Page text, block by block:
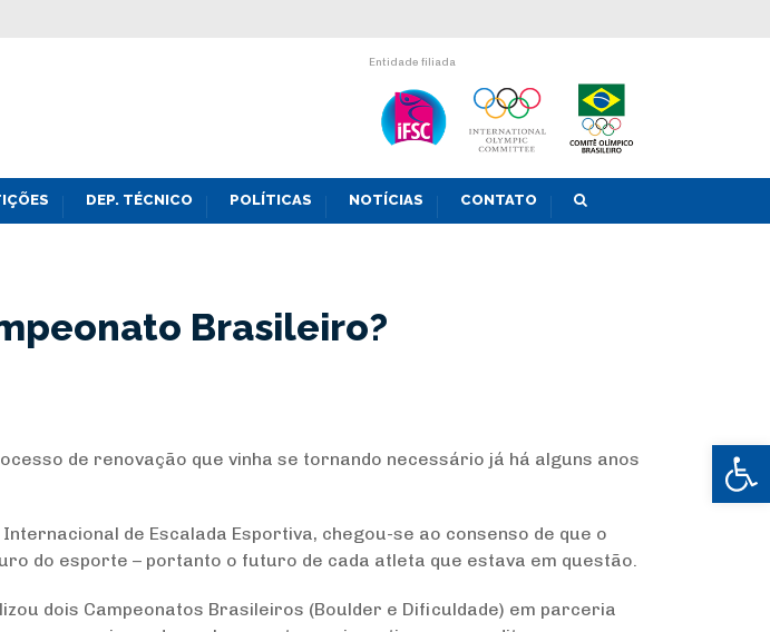
Abrir
Entidade filiada
DEP. TÉCNICO POLÍTICAS NOTÍCIAS CONTATO
Brasileiro?
de renovação que vinha se tornando necessário já há alguns anos
de Escalada Esportiva, chegou-se ao consenso de que o
do esporte – portanto o futuro de cada atleta que estava em questão.
dois Campeonatos Brasileiros (Boulder e Dificuldade) em parceria